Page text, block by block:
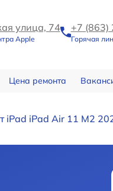
улица, 74
Apple
+7
Горячая
Цена ремонта
iPad iPad Air 11 M2